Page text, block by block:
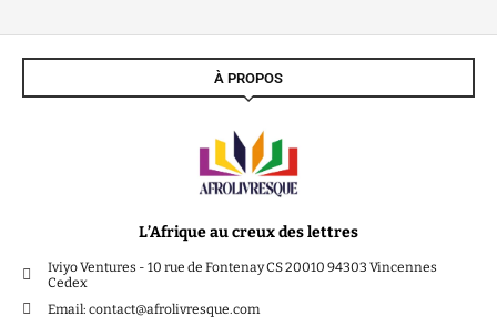
À PROPOS
L’Afrique au creux des lettres
Iviyo Ventures - 10 rue de Fontenay CS 20010 94303 Vincennes
Cedex
Email: contact@afrolivresque.com